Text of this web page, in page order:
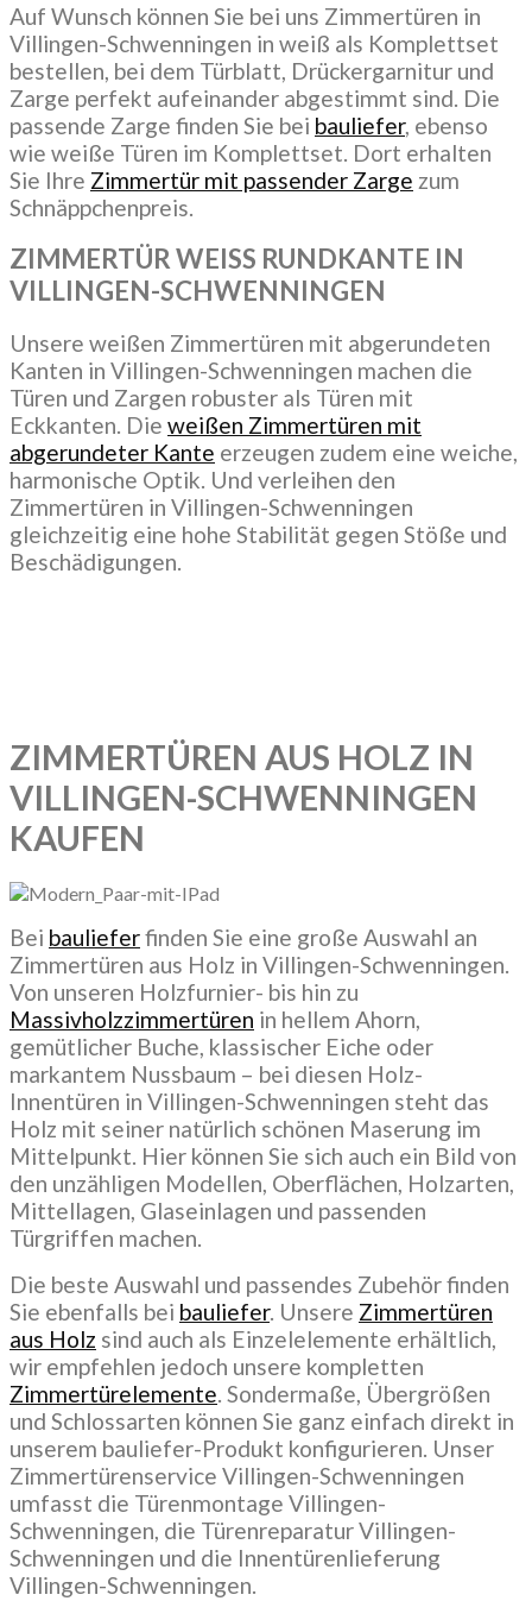
Auf Wunsch können Sie bei uns Zimmertüren in
Villingen-Schwenningen in weiß als Komplettset
bestellen, bei dem Türblatt, Drückergarnitur und
Zarge perfekt aufeinander abgestimmt sind. Die
passende Zarge finden Sie bei bauliefer, ebenso
wie weiße Türen im Komplettset. Dort erhalten
Sie Ihre Zimmertür mit passender Zarge zum
Schnäppchenpreis.
ZIMMERTÜR WEISS RUNDKANTE IN
VILLINGEN-SCHWENNINGEN
Unsere weißen Zimmertüren mit abgerundeten
Kanten in Villingen-Schwenningen machen die
Türen und Zargen robuster als Türen mit
Eckkanten. Die weißen Zimmertüren mit
abgerundeter Kante erzeugen zudem eine weiche,
harmonische Optik. Und verleihen den
Zimmertüren in Villingen-Schwenningen
gleichzeitig eine hohe Stabilität gegen Stöße und
Beschädigungen.
ZIMMERTÜREN AUS HOLZ IN
VILLINGEN-SCHWENNINGEN
KAUFEN
Bei baulieferfinden Sie eine große Auswahl an
Zimmertüren aus Holz in Villingen-Schwenningen.
Von unseren Holzfurnier- bis hin zu
Massivholzzimmertüren in hellem Ahorn,
gemütlicher Buche, klassischer Eiche oder
markantem Nussbaum – bei diesen Holz-
Innentüren in Villingen-Schwenningen steht das
Holz mit seiner natürlich schönen Maserung im
Mittelpunkt. Hier können Sie sich auch ein Bild von
den unzähligen Modellen, Oberflächen, Holzarten,
Mittellagen, Glaseinlagen und passenden
Türgriffen machen.
Die beste Auswahl und passendes Zubehör finden
Sie ebenfalls bei bauliefer. Unsere Zimmertüren
aus Holz sind auch als Einzelelemente erhältlich,
wir empfehlen jedoch unsere kompletten
Zimmertürelemente. Sondermaße, Übergrößen
und Schlossarten können Sie ganz einfach direkt in
unserem bauliefer-Produkt konfigurieren. Unser
Zimmertürenservice Villingen-Schwenningen
umfasst die Türenmontage Villingen-
Schwenningen, die Türenreparatur Villingen-
Schwenningen und die Innentürenlieferung
Villingen-Schwenningen.